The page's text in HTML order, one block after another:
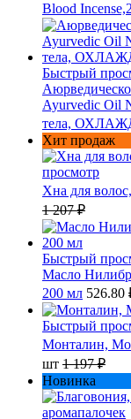
Blood
Быстрый
Ayurvedic Oil
тела,
Хит продаж
просмотр
Хна для
1 207 ₽
Быстрый
Масло
200 мл 526.80
Быстрый
Монталин,
шт 1 197 ₽
Новинка